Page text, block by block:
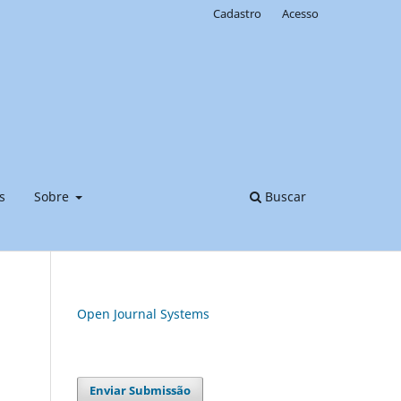
Sobre Buscar
Cadastro Acesso
Open Journal Systems
Enviar Submissão